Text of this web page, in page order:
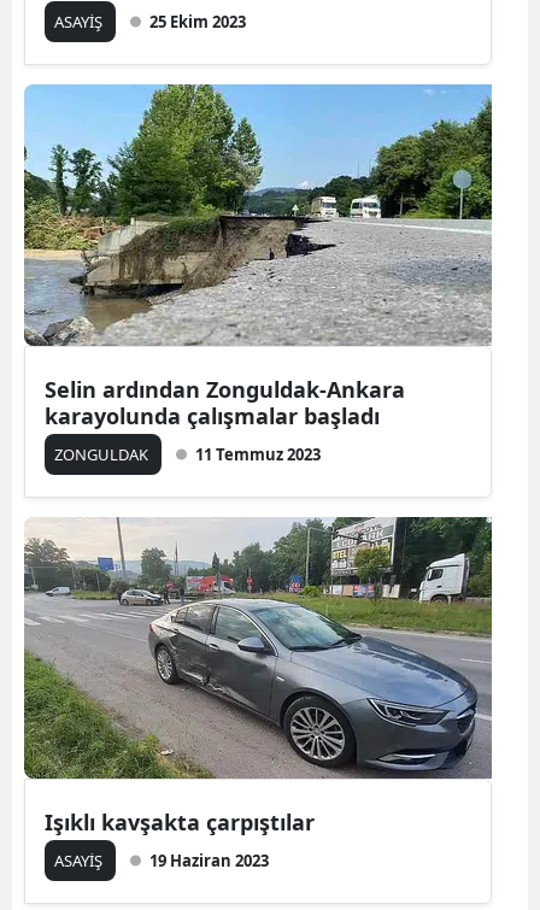
ASAYİŞ 25 Ekim 2023
Selin ardından Zonguldak-Ankara
karayolunda çalışmalar başladı
ZONGULDAK 11 Temmuz 2023
Işıklı kavşakta çarpıştılar
ASAYİŞ 19 Haziran 2023